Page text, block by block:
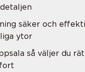
säker och
ytor
så väljer du